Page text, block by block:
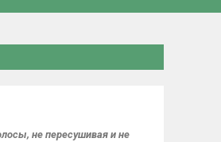
не пересушивая и не